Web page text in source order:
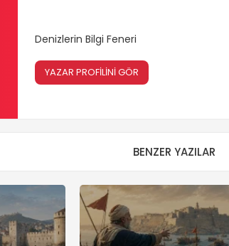
Denizlerin Bilgi Feneri
YAZAR PROFİLİNİ GÖR
BENZER YAZILAR